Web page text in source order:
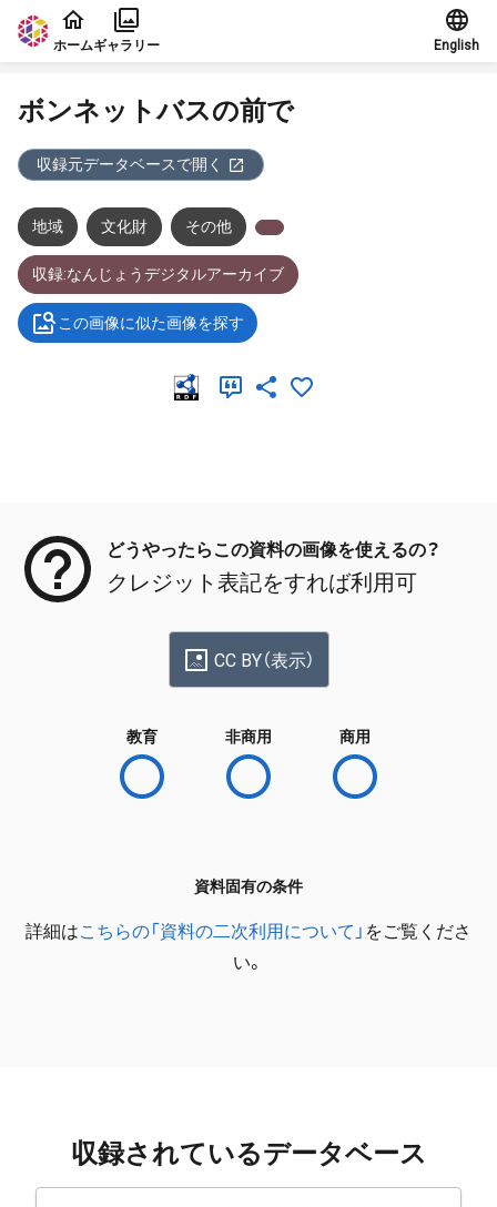
本文に飛ぶ
ホームギャラリー English
ボンネットバスの前で
収録元データベースで開く
地域 文化財 その他
収録:なんじょうデジタルアーカイブ
この画像に似た画像を探す
どうやったらこの資料の画像を使えるの？
クレジット表記をすれば利用可
CC BY（表示）
教育 非商用 商用
資料固有の条件
詳細はこちらの「資料の二次利用について」 をご覧くださ
い。
収録されているデータベース